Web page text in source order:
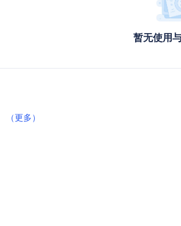
暂无使用
（更多）